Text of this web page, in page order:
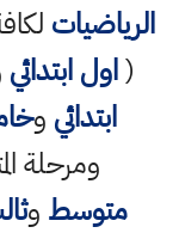
الرياضيات
(اول ابتدائي
ابتدائي و
ومرحلة
متوسط و